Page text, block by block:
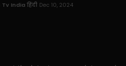
Tv India हिंदी Dec 10, 2024